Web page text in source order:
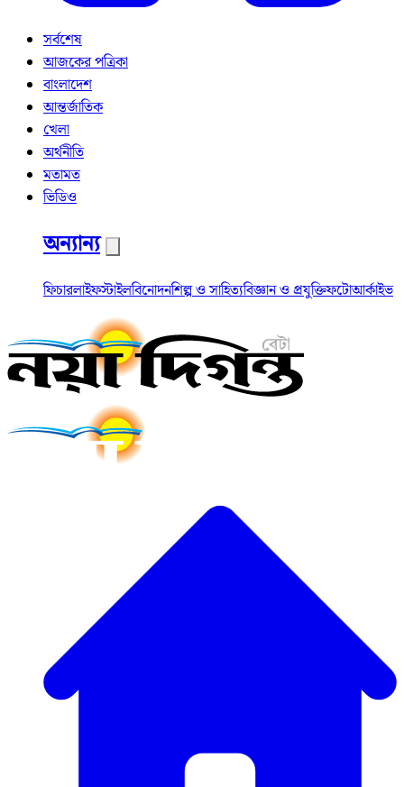
সর্বশেষ
আজকের পত্রিকা
বাংলাদেশ
আন্তর্জাতিক
খেলা
অর্থনীতি
মতামত
ভিডিও
অন্যান্য
ফিচারলাইফস্টাইলবিনোদনশিল্প ও সাহিত্যবিজ্ঞান ও প্রযুক্তিফটোআর্কাইভ